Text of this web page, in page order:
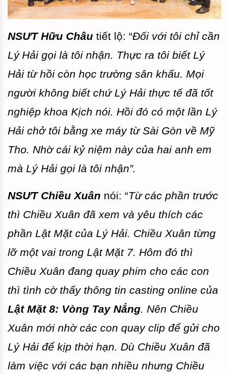
NSƯT Hữu Châu tiết lộ: “Đối với tôi chỉ cần
Lý Hải gọi là tôi nhận. Thực ra tôi biết Lý
Hải từ hồi còn học trường sân khấu. Mọi
người không biết chứ Lý Hải thực tế đã tốt
nghiệp khoa Kịch nói. Hồi đó có một lần Lý
Hải chở tôi bằng xe máy từ Sài Gòn về Mỹ
Tho. Nhờ cái kỷ niệm này của hai anh em
mà Lý Hải gọi là tôi nhận”.
NSƯT Chiều Xuân nói: “Từ các phần trước
thì Chiều Xuân đã xem và yêu thích các
phần Lật Mặt của Lý Hải. Chiều Xuân từng
lỡ một vai trong Lật Mặt 7. Hôm đó thì
Chiều Xuân đang quay phim cho các con
thì tình cờ thấy thông tin casting online của
Lật Mặt 8: Vòng Tay Nắng. Nên Chiều
Xuân mới nhờ các con quay clip để gửi cho
Lý Hải để kịp thời hạn. Dù Chiều Xuân đã
làm việc với các bạn nhiều nhưng Chiều